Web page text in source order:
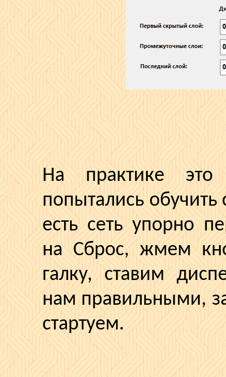
На практике
попытались обучить
есть сеть упорно
на Сброс, жмем
галку, ставим
нам правильными,
стартуем.